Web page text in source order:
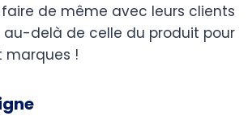
de même avec leurs clients
au-delà de celle du produit pour
marques !